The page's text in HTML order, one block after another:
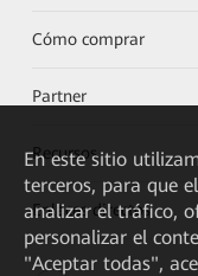
Cómo comprar
Partner
Recursos
Enlaces directos
En este sitio
terceros, para que
analizar el tráfico,
personalizar el
"Aceptar todas",